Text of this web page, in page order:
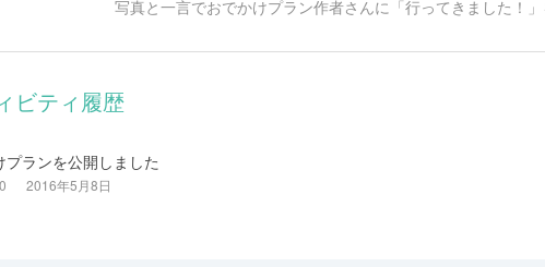
写真と一言でおでかけプラン作者さんに「行ってきました！」
ビティ履歴
プランを公開しました
0 2016年5月8日